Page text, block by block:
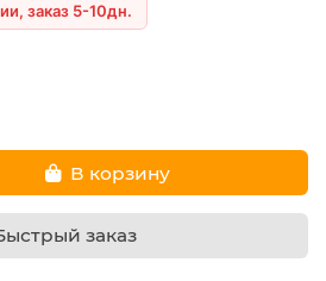
заказ 5-10дн.
В корзину
заказ